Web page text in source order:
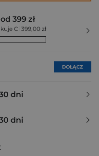
399 zł
Ci 399,00 zł
DOŁĄCZ
dni
dni